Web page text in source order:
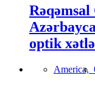
optik
America,